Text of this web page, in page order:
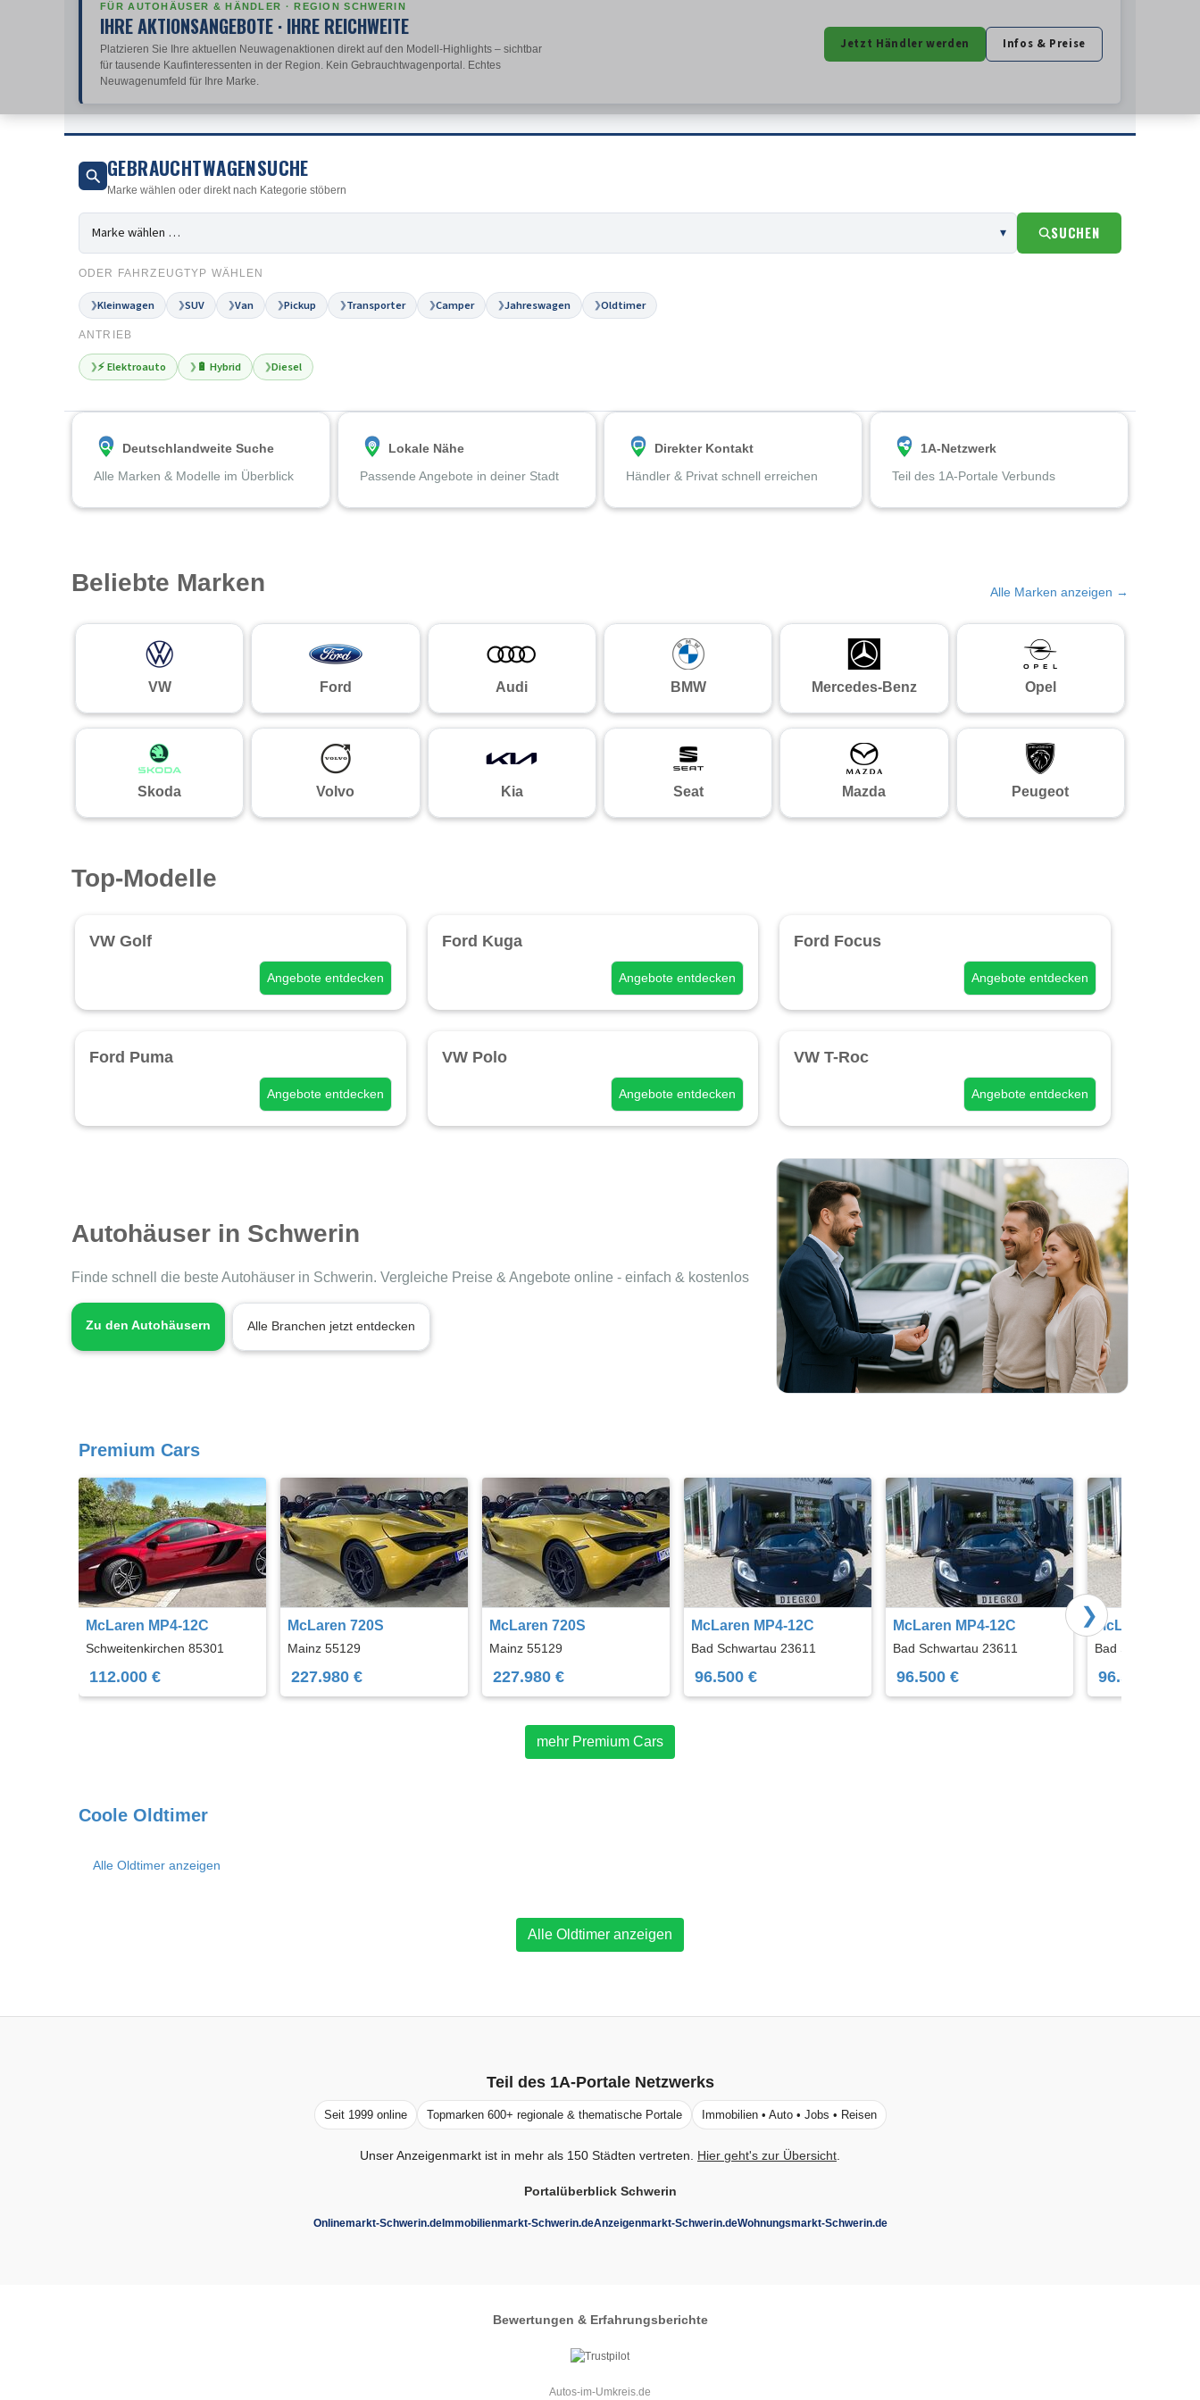
FÜR AUTOHÄUSER & HÄNDLER · REGION SCHWERIN
IHRE AKTIONSANGEBOTE · IHRE REICHWEITE
Platzieren Sie Ihre aktuellen Neuwagenaktionen direkt auf den Modell-Highlights – sichtbar
für tausende Kaufinteressenten in der Region. Kein Gebrauchtwagenportal. Echtes
Neuwagenumfeld für Ihre Marke.
Jetzt Händler werden Infos & Preise
GEBRAUCHTWAGENSUCHE
Marke wählen oder direkt nach Kategorie stöbern
SUCHEN
ODER FAHRZEUGTYP WÄHLEN
❯Kleinwagen ❯SUV ❯Van ❯Pickup ❯Transporter ❯Camper ❯Jahreswagen ❯Oldtimer
ANTRIEB
❯⚡ Elektroauto ❯ 🔋 Hybrid ❯Diesel
Deutschlandweite Suche
Alle Marken & Modelle im Überblick
Lokale Nähe
Passende Angebote in deiner Stadt
Direkter Kontakt
Händler & Privat schnell erreichen
1A-Netzwerk
Teil des 1A-Portale Verbunds
Beliebte Marken Alle Marken anzeigen →
VW Ford Audi BMW Mercedes-Benz Opel
Skoda Volvo Kia Seat Mazda Peugeot
Top-Modelle
VW Golf
Angebote entdecken
Ford Kuga
Angebote entdecken
Ford Focus
Angebote entdecken
Ford Puma
Angebote entdecken
VW Polo
Angebote entdecken
VW T-Roc
Angebote entdecken
Autohäuser in Schwerin
Finde schnell die beste Autohäuser in Schwerin. Vergleiche Preise & Angebote online - einfach & kostenlos
Zu den Autohäusern Alle Branchen jetzt entdecken
Premium Cars
McLaren MP4-12C
Schweitenkirchen 85301
112.000 €
McLaren 720S
Mainz 55129
227.980 €
McLaren 720S
Mainz 55129
227.980 €
McLaren MP4-12C
Bad Schwartau 23611
96.500 €
McLaren MP4-12C
Bad Schwartau 23611
96.500 €
McLaren MP4-
Bad Schwartau
96.500 €
❯
mehr Premium Cars
Coole Oldtimer
Alle Oldtimer anzeigen
Alle Oldtimer anzeigen
Teil des 1A-PortaleNetzwerks
Seit 1999 online Topmarken 600+ regionale & thematische Portale Immobilien • Auto • Jobs • Reisen
Unser Anzeigenmarkt ist in mehr als 150 Städten vertreten. Hier geht's zur Übersicht.
Portalüberblick Schwerin
Onlinemarkt-Schwerin.deImmobilienmarkt-Schwerin.deAnzeigenmarkt-Schwerin.deWohnungsmarkt-Schwerin.de
Bewertungen & Erfahrungsberichte
Autos-im-Umkreis.de